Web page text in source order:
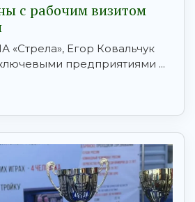
с рабочим визитом
«Стрела», Егор Ковальчук
предприятиями ...